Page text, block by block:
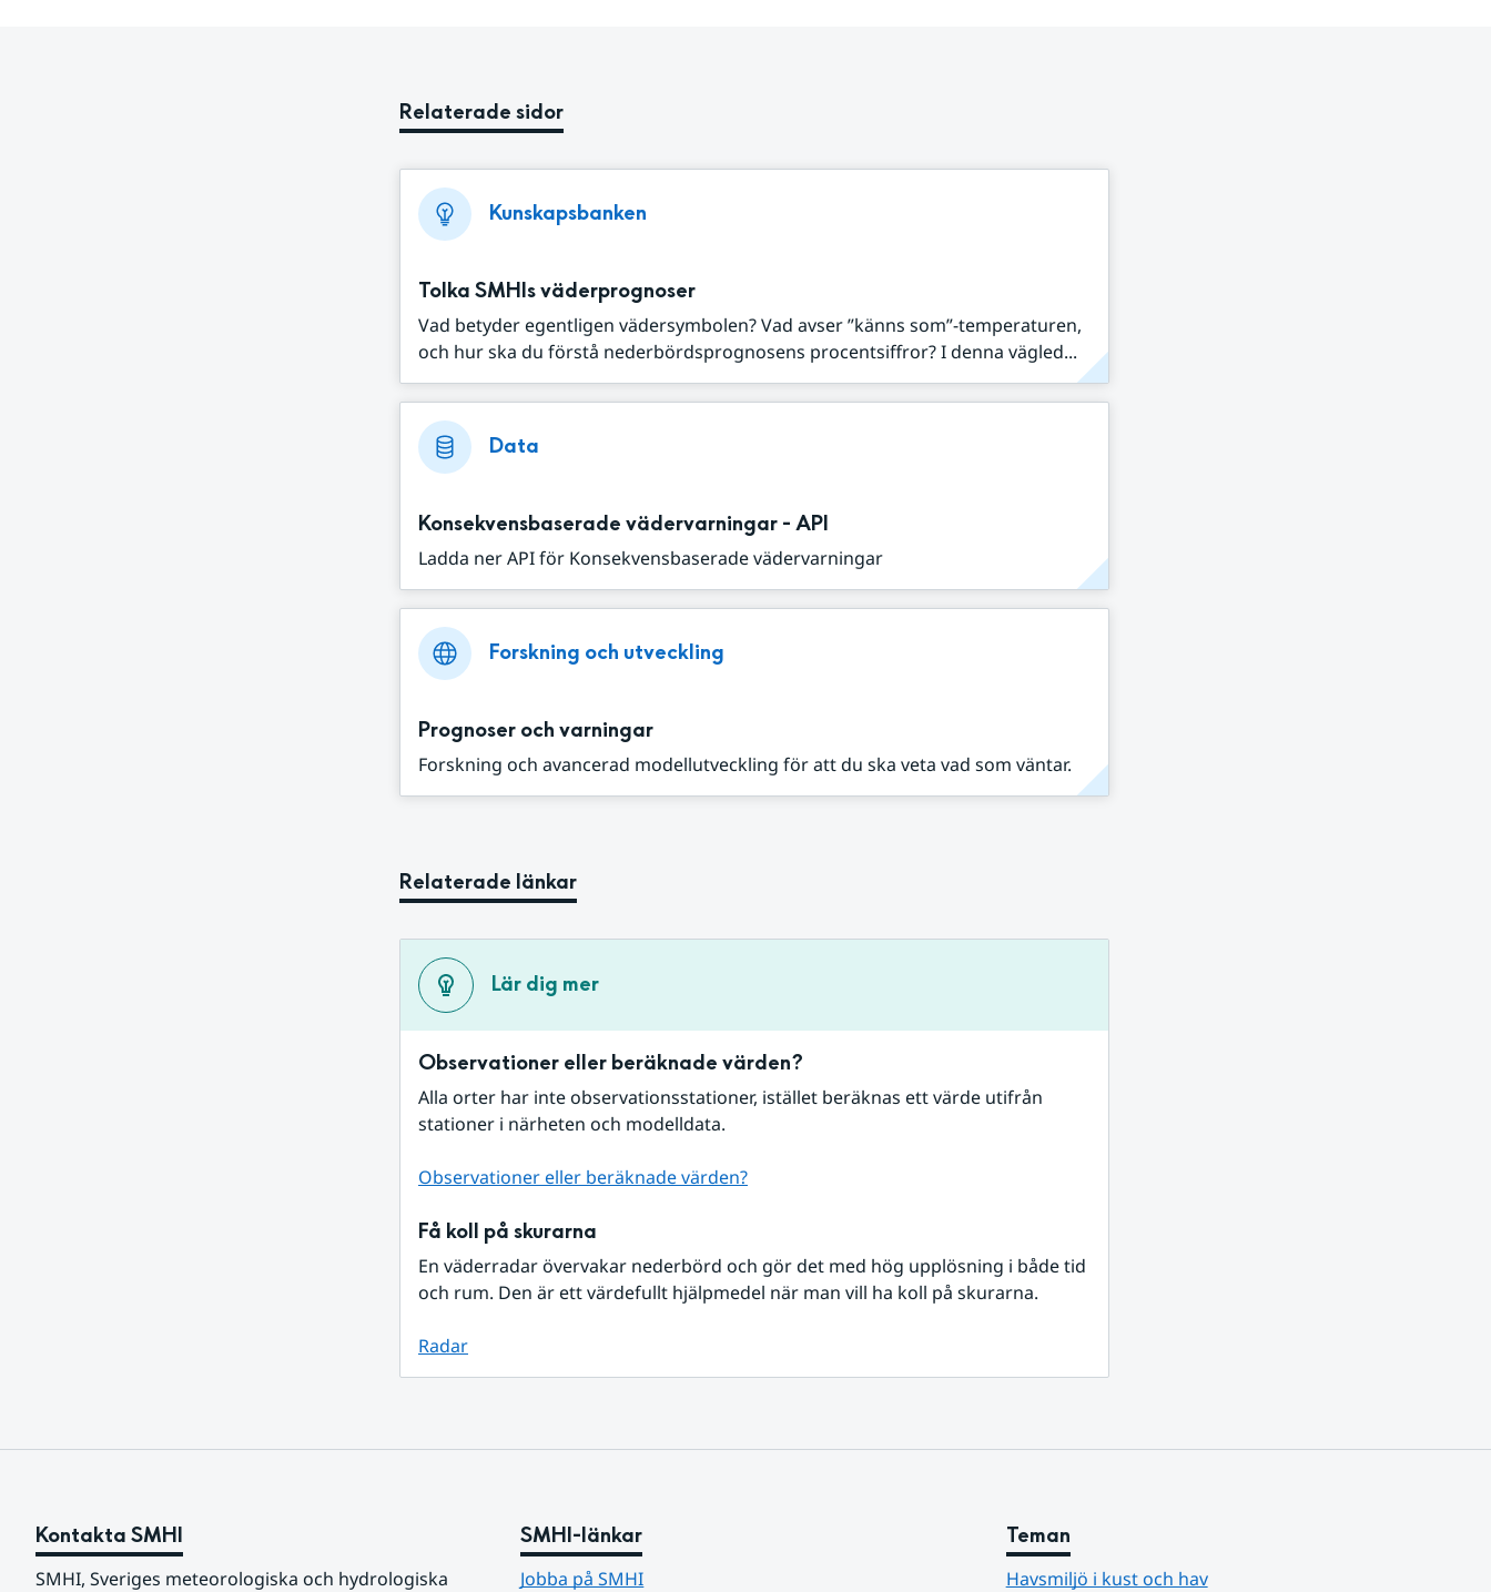
Relaterade sidor
Kunskapsbanken
Tolka SMHIs väderprognoser
Vad betyder egentligen vädersymbolen? Vad avser ”känns som”-temperaturen,
och hur ska du förstå nederbördsprognosens procentsiffror? I denna vägled...
Data
Konsekvensbaserade vädervarningar - API
Ladda ner API för Konsekvensbaserade vädervarningar
Forskning och utveckling
Prognoser och varningar
Forskning och avancerad modellutveckling för att du ska veta vad som väntar.
Relaterade länkar
Lär dig mer
Observationer eller beräknade värden?
Alla orter har inte observationsstationer, istället beräknas ett värde utifrån
stationer i närheten och modelldata.
Observationer eller beräknade värden?
Få koll på skurarna
En väderradar övervakar nederbörd och gör det med hög upplösning i både tid
och rum. Den är ett värdefullt hjälpmedel när man vill ha koll på skurarna.
Radar
Kontakta SMHI
SMHI, Sveriges meteorologiska och hydrologiska
SMHI-länkar
Jobba på SMHI
Teman
Havsmiljö i kust och hav